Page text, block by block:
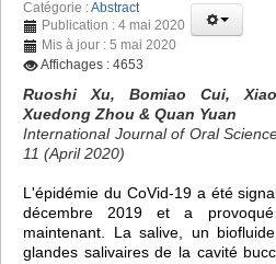
Catégorie :Abstract
Publication : 4 mai 2020
Mis à jour : 5 mai 2020
Affichages : 4653
Ruoshi Xu, Bomiao Cui,
Xuedong Zhou & Quan Yuan
International Journal of Oral
11 (April 2020)
L'épidémie du CoVid-19 a été
décembre 2019 et a
maintenant. La salive, un
glandes salivaires de la cavité